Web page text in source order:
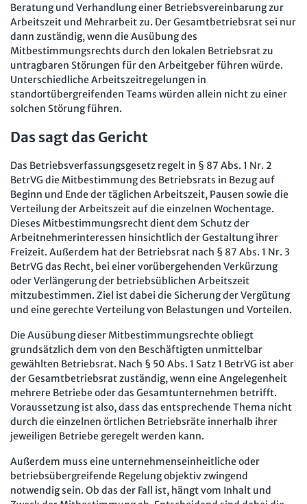
Beratung und Verhandlung einer Betriebsvereinbarung zur
Arbeitszeit und Mehrarbeit zu. Der Gesamtbetriebsrat sei nur
dann zuständig, wenn die Ausübung des
Mitbestimmungsrechts durch den lokalen Betriebsrat zu
untragbaren Störungen für den Arbeitgeber führen würde.
Unterschiedliche Arbeitszeitregelungen in
standortübergreifenden Teams würden allein nicht zu einer
solchen Störung führen.
Das sagt das Gericht
Das Betriebsverfassungsgesetz regelt in § 87 Abs. 1 Nr. 2
BetrVG die Mitbestimmung des Betriebsrats in Bezug auf
Beginn und Ende der täglichen Arbeitszeit, Pausen sowie die
Verteilung der Arbeitszeit auf die einzelnen Wochentage.
Dieses Mitbestimmungsrecht dient dem Schutz der
Arbeitnehmerinteressen hinsichtlich der Gestaltung ihrer
Freizeit. Außerdem hat der Betriebsrat nach § 87 Abs. 1 Nr. 3
BetrVG das Recht, bei einer vorübergehenden Verkürzung
oder Verlängerung der betriebsüblichen Arbeitszeit
mitzubestimmen. Ziel ist dabei die Sicherung der Vergütung
und eine gerechte Verteilung von Belastungen und Vorteilen.
Die Ausübung dieser Mitbestimmungsrechte obliegt
grundsätzlich dem von den Beschäftigten unmittelbar
gewählten Betriebsrat. Nach § 50 Abs. 1 Satz 1 BetrVG ist aber
der Gesamtbetriebsrat zuständig, wenn eine Angelegenheit
mehrere Betriebe oder das Gesamtunternehmen betrifft.
Voraussetzung ist also, dass das entsprechende Thema nicht
durch die einzelnen örtlichen Betriebsräte innerhalb ihrer
jeweiligen Betriebe geregelt werden kann.
Außerdem muss eine unternehmenseinheitliche oder
betriebsübergreifende Regelung objektiv zwingend
notwendig sein. Ob das der Fall ist, hängt vom Inhalt und